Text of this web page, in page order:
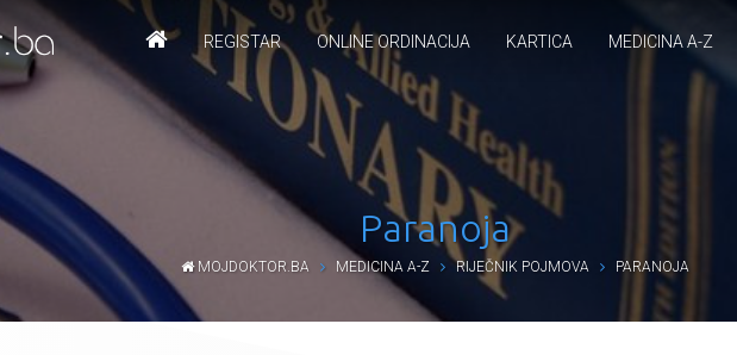
REGISTAR ONLINE ORDINACIJA KARTICA MEDICINA A-Z
Paranoja
MOJDOKTOR.BA MEDICINA A-Z RIJEČNIK POJMOVA PARANOJA